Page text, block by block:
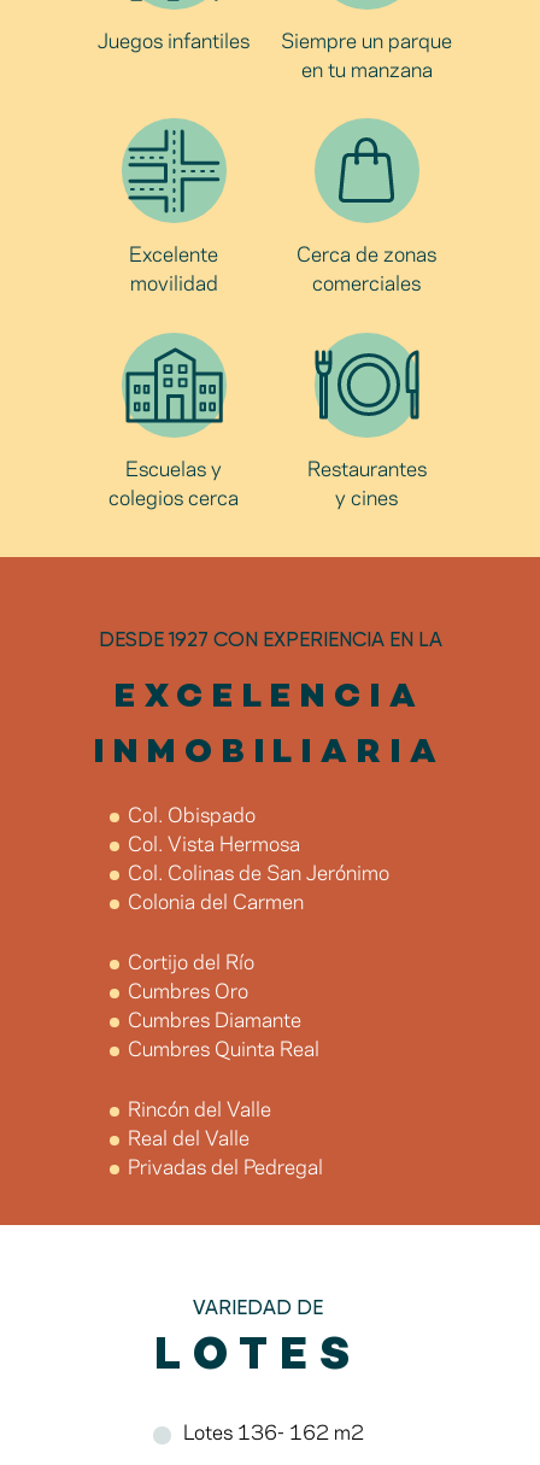
Juegos infantiles
Siempre un parque
en tu manzana
Excelente
movilidad
Cerca de zonas
comerciales
Escuelas y
colegios cerca
Restaurantes
y cines
DESDE 1927 CON EXPERIENCIA EN LA
EXCELENCIA
INMOBILIARIA
Col. Obispado
Col. Vista Hermosa
Col. Colinas de San Jerónimo
Colonia del Carmen
Cortijo del Río
Cumbres Oro
Cumbres Diamante
Cumbres Quinta Real
Rincón del Valle
Real del Valle
Privadas del Pedregal
VARIEDAD DE
LOTES
Lotes 136- 162 m2